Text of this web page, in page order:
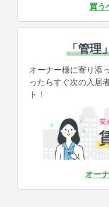
買う
「管理
オーナー様に寄り添
ったらすぐ次の入居
ト！
オー